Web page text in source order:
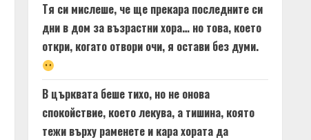
Тя си мислеше, че ще прекара последните си
дни в дом за възрастни хора… но това, което
откри, когато отвори очи, я остави без думи.
В църквата беше тихо, но не онова
спокойствие, което лекува, а тишина, която
тежи върху раменете и кара хората да